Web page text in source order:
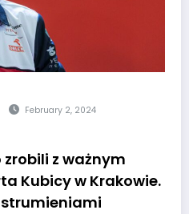
February 2, 2024
z ważnym
Kubicy w Krakowie.